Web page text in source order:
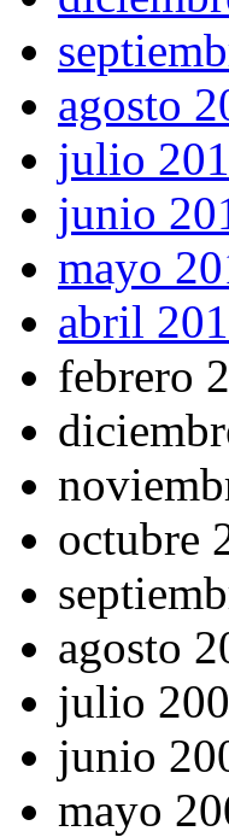
agosto
julio
junio
mayo
abril
febrero
octubre
agosto
julio
junio
mayo